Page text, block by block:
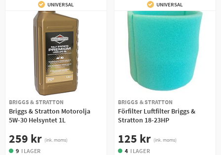
UNIVERSAL
BRIGGS & STRATTON
Briggs & Stratton Motorolja
5W-30 Helsyntet 1L
259 kr (ink. moms)
9 I LAGER
UNIVERSAL
BRIGGS & STRATTON
Förfilter Luftfilter Briggs &
Stratton 18-23HP
125 kr (ink. moms)
4 I LAGER